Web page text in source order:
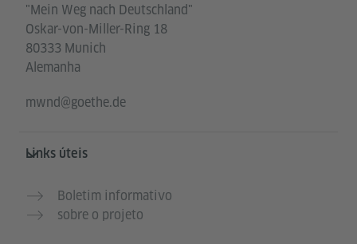
"Mein Weg nach Deutschland"
Oskar-von-Miller-Ring 18
80333 Munich
Alemanha
mwnd@goethe.de
Links úteis
Boletim informativo
sobre o projeto